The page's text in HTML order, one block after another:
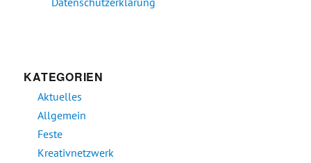
KATEGORIEN
Aktuelles
Allgemein
Feste
Kreativnetzwerk